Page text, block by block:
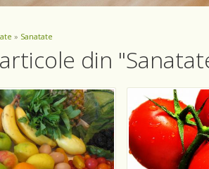
» Sanatate
din